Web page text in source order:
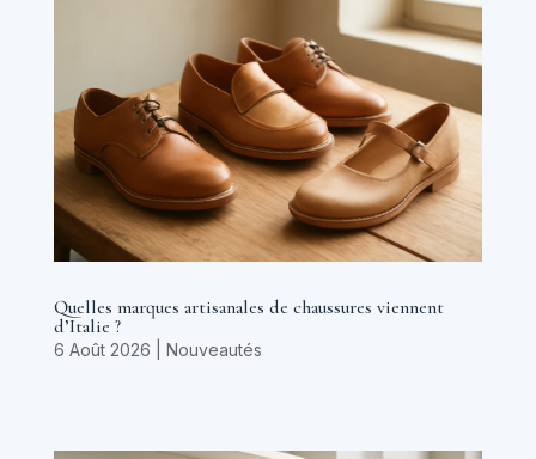
Quelles marques artisanales de chaussures viennent
d’Italie ?
6 Août 2026 Nouveautés